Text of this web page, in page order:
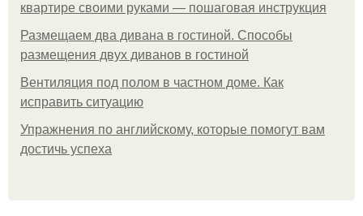
квартире своими руками — пошаговая инструкция
Размещаем два дивана в гостиной. Способы
размещения двух диванов в гостиной
Вентиляция под полом в частном доме. Как
исправить ситуацию
Упражнения по английскому, которые помогут вам
достичь успеха